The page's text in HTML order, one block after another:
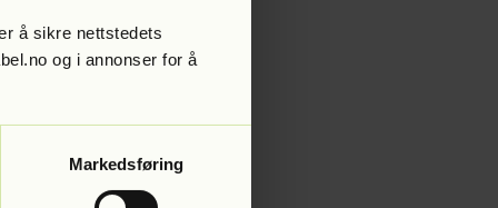
å sikre nettstedets
og i annonser for å
Markedsføring